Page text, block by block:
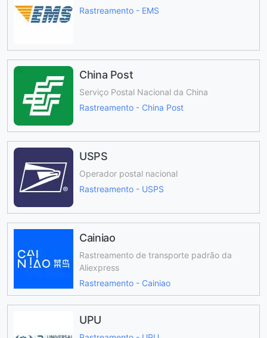
Rastreamento - EMS
China Post
Serviço Postal Nacional da China
Rastreamento - China Post
USPS
Operador postal nacional
Rastreamento - USPS
Cainiao
Rastreamento de transporte padrão da
Aliexpress
Rastreamento - Cainiao
UPU